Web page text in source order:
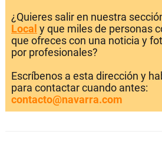
¿Quieres salir en nuestra
Local y que miles de personas
que ofreces con una noticia y
por profesionales?
Escríbenos a esta dirección y
para contactar cuando antes:
contacto@navarra.com